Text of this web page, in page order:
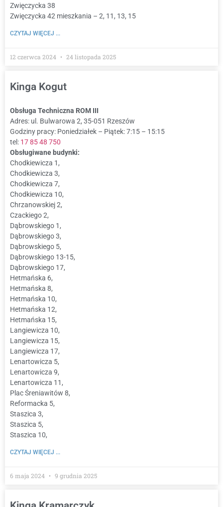
Zwięczycka 38
Zwięczycka 42 mieszkania – 2, 11, 13, 15
CZYTAJ WIĘCEJ ...
12 czerwca 2024 24 listopada 2025
Kinga Kogut
Obsługa Techniczna ROM III
Adres: ul. Bulwarowa 2, 35-051 Rzeszów
Godziny pracy: Poniedziałek – Piątek: 7:15 – 15:15
tel: 17 85 48 750
Obsługiwane budynki:
Chodkiewicza 1,
Chodkiewicza 3,
Chodkiewicza 7,
Chodkiewicza 10,
Chrzanowskiej 2,
Czackiego 2,
Dąbrowskiego 1,
Dąbrowskiego 3,
Dąbrowskiego 5,
Dąbrowskiego 13-15,
Dąbrowskiego 17,
Hetmańska 6,
Hetmańska 8,
Hetmańska 10,
Hetmańska 12,
Hetmańska 15,
Langiewicza 10,
Langiewicza 15,
Langiewicza 17,
Lenartowicza 5,
Lenartowicza 9,
Lenartowicza 11,
Plac Śreniawitów 8,
Reformacka 5,
Staszica 3,
Staszica 5,
Staszica 10,
CZYTAJ WIĘCEJ ...
6 maja 2024 9 grudnia 2025